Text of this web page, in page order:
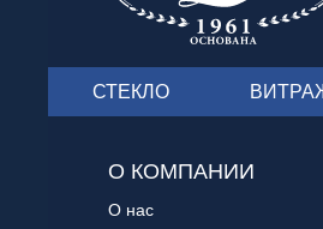
СТЕКЛО
О КОМПАНИИ
О нас